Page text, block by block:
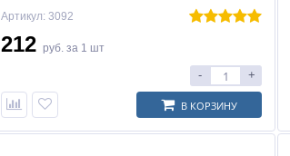
Артикул: 3092
212 руб. за 1 шт
- +
В КОРЗИНУ